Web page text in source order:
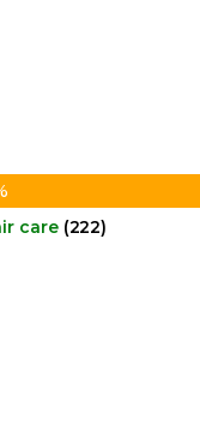
care (222)